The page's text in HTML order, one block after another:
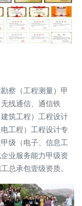
察（工程测量）甲
线通信、通信铁
筑工程）工程设计
工程）工程设计专
级（电子、信息工
业服务能力甲级资
总承包壹级资质。